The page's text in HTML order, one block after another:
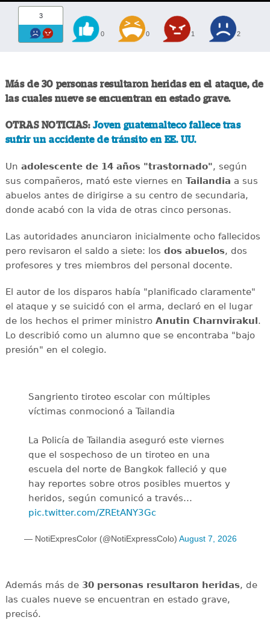
3
0 0 1 2
Más de 30 personas resultaron heridas en el ataque, de
las cuales nueve se encuentran en estado grave.
OTRAS NOTICIAS: Joven guatemalteco fallece tras
sufrir un accidente de tránsito en EE. UU.
Un adolescente de 14 años "trastornado", según
sus compañeros, mató este viernes en Tailandia a sus
abuelos antes de dirigirse a su centro de secundaria,
donde acabó con la vida de otras cinco personas.
Las autoridades anunciaron inicialmente ocho fallecidos
pero revisaron el saldo a siete: los dos abuelos, dos
profesores y tres miembros del personal docente.
El autor de los disparos había "planificado claramente"
el ataque y se suicidó con el arma, declaró en el lugar
de los hechos el primer ministro Anutin Charnvirakul.
Lo describió como un alumno que se encontraba "bajo
presión" en el colegio.
Sangriento tiroteo escolar con múltiples
víctimas conmocionó a Tailandia
La Policía de Tailandia aseguró este viernes
que el sospechoso de un tiroteo en una
escuela del norte de Bangkok falleció y que
hay reportes sobre otros posibles muertos y
heridos, según comunicó a través…
pic.twitter.com/ZREtANY3Gc
— NotiExpresColor (@NotiExpressColo) August 7, 2026
Además más de 30 personas resultaron heridas, de
las cuales nueve se encuentran en estado grave,
precisó.